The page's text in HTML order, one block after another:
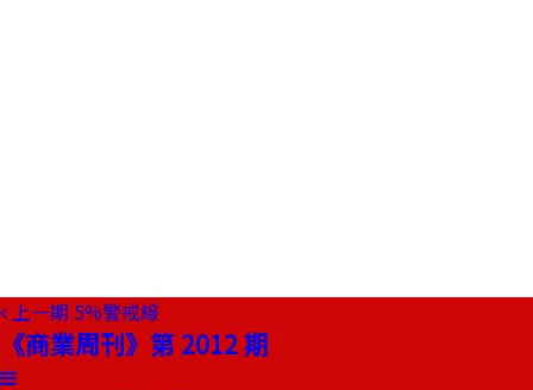
上一期 5%警戒線
《商業周刊》第 2012 期